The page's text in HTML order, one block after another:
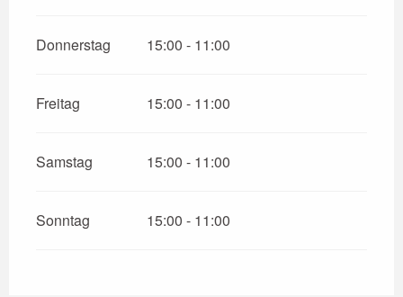
Donnerstag 15:00 - 11:00
Freitag 15:00 - 11:00
Samstag 15:00 - 11:00
Sonntag 15:00 - 11:00